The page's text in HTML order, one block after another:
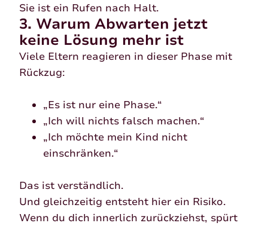
Sie ist ein Rufen nach Halt.
3. Warum Abwarten jetzt
keine Lösung mehr ist
Viele Eltern reagieren in dieser Phase mit
Rückzug:
„Es ist nur eine Phase.“
„Ich will nichts falsch machen.“
„Ich möchte mein Kind nicht
einschränken.“
Das ist verständlich.
Und gleichzeitig entsteht hier ein Risiko.
Wenn du dich innerlich zurückziehst, spürt